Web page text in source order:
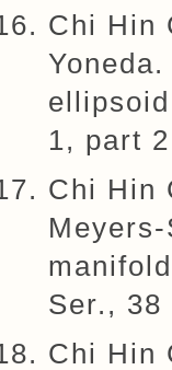
Chi Hin
1, part
Chi Hin
Ser., 38
Chi Hin